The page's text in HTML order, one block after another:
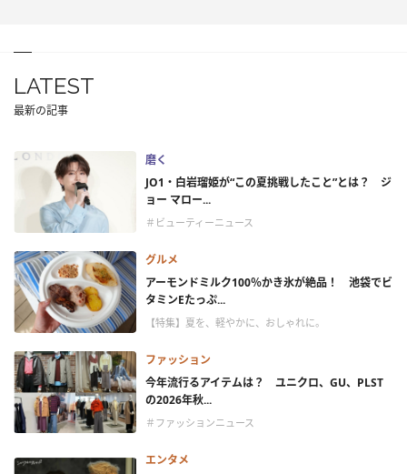
LATEST
最新の記事
磨く
JO1・白岩瑠姫が“この夏挑戦したこと”とは？ ジ
ョー マロー...
＃ビューティーニュース
グルメ
アーモンドミルク100％かき氷が絶品！ 池袋でビ
タミンEたっぷ...
【特集】夏を、軽やかに、おしゃれに。
ファッション
今年流行るアイテムは？ ユニクロ、GU、PLST
の2026年秋...
＃ファッションニュース
エンタメ